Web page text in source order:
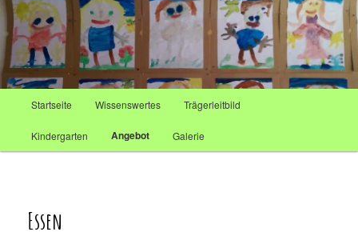
Startseite Wissenswertes Trägerleitbild
Kindergarten Angebot Galerie
Essen